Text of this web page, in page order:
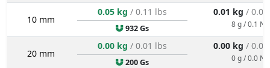
10 mm
0.05 kg / 0.11 lbs
932 Gs
0.01 kg /
8 g / 0.1 N
20 mm
0.00 kg / 0.01 lbs
200 Gs
0.00 kg /
0 g / 0.0 N